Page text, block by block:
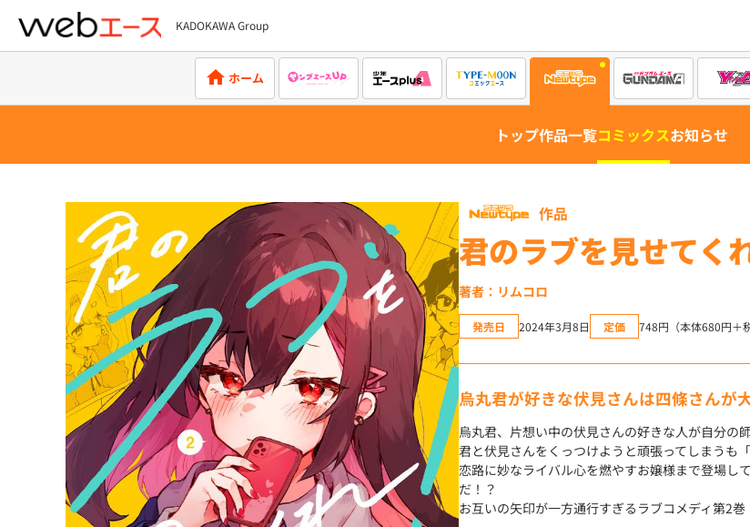
webエース
KADOKAWA Group
ホーム
トップ作品一覧コミックスお知らせ
作品
君のラブを見せてく
著者：リムコロ
発売日 2024年3月8日 定価 748円（本体680円＋税
烏丸君が好きな伏見さんは四條さんが
烏丸君、片想い中の伏見さんの好きな人が自分
君と伏見さんをくっつけようと頑張ってしまうも
恋路に妙なライバル心を燃やすお嬢様まで登場
だ！？
お互いの矢印が一方通行すぎるラブコメディ第2巻